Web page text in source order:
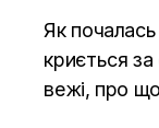
Як почалась
криється
вежі, про